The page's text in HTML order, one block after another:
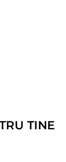
TINE